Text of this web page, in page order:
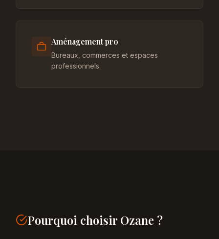
Aménagement pro
Bureaux, commerces et espaces
professionnels.
Pourquoi choisir Ozane ?